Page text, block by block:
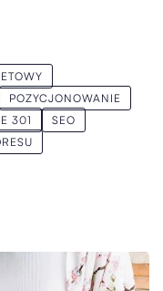
POZYCJONOWANIE
301
SEO